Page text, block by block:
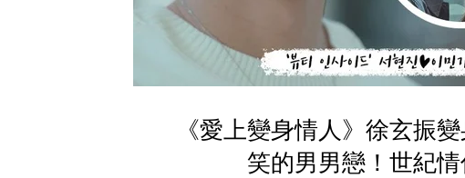
《愛上變身情人》徐玄振
笑的男男戀！世紀